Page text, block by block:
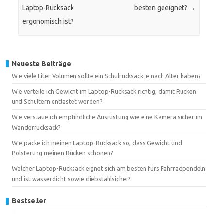
Laptop-Rucksack
ergonomisch ist?
besten geeignet? →
Neueste Beiträge
Wie viele Liter Volumen sollte ein Schulrucksack je nach Alter haben?
Wie verteile ich Gewicht im Laptop-Rucksack richtig, damit Rücken
und Schultern entlastet werden?
Wie verstaue ich empfindliche Ausrüstung wie eine Kamera sicher im
Wanderrucksack?
Wie packe ich meinen Laptop-Rucksack so, dass Gewicht und
Polsterung meinen Rücken schonen?
Welcher Laptop-Rucksack eignet sich am besten fürs Fahrradpendeln
und ist wasserdicht sowie diebstahlsicher?
Bestseller